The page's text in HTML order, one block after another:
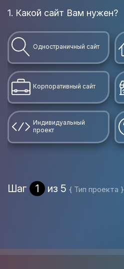
1. Какой сайт Вам нужен?
Одностраничный сайт
Корпоративный сайт
Индивидуальный
проект
Шаг 1 из 5 { Тип проекта }